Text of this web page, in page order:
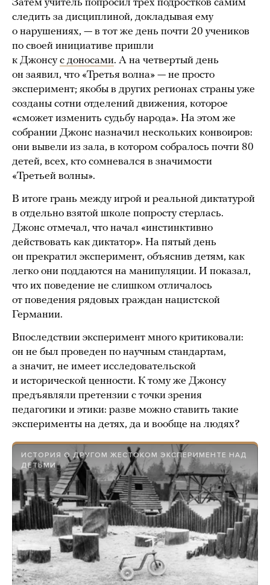
Затем учитель попросил трех подростков самим
следить за дисциплиной, докладывая ему
о нарушениях, — в тот же день почти 20 учеников
по своей инициативе пришли
к Джонсус доносами. А на четвертый день
он заявил, что «Третья волна» — не просто
эксперимент; якобы в других регионах страны уже
созданы сотни отделений движения, которое
«сможет изменить судьбу народа». На этом же
собрании Джонс назначил нескольких конвоиров:
они вывели из зала, в котором собралось почти 80
детей, всех, кто сомневался в значимости
«Третьей волны».
В итоге грань между игрой и реальной диктатурой
в отдельно взятой школе попросту стерлась.
Джонс отмечал, что начал «инстинктивно
действовать как диктатор». На пятый день
он прекратил эксперимент, объяснив детям, как
легко они поддаются на манипуляции. И показал,
что их поведение не слишком отличалось
от поведения рядовых граждан нацистской
Германии.
Впоследствии эксперимент много критиковали:
он не был проведен по научным стандартам,
а значит, не имеет исследовательской
и исторической ценности. К тому же Джонсу
предъявляли претензии с точки зрения
педагогики и этики: разве можно ставить такие
эксперименты на детях, да и вообще на людях?
ИСТОРИЯ О ДРУГОМ ЖЕСТОКОМ ЭКСПЕРИМЕНТЕ НАД
ДЕТЬМИ